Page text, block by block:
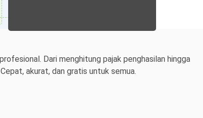
Dari menghitung pajak penghasilan hingga
akurat, dan gratis untuk semua.